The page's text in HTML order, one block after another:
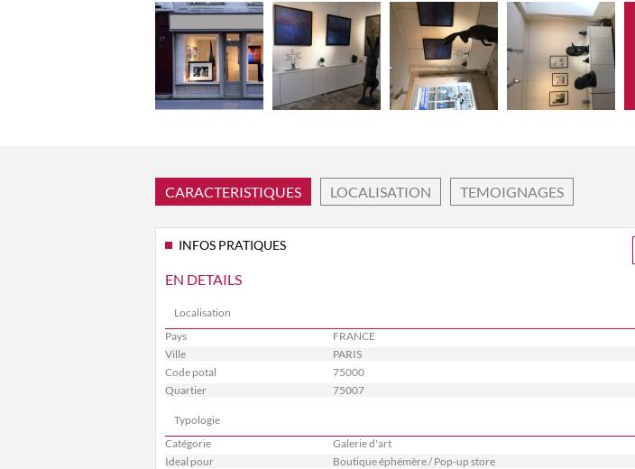
CARACTERISTIQUES LOCALISATION TEMOIGNAGES
INFOS PRATIQUES
EN DETAILS
Localisation
Pays
FRANCE
Ville
PARIS
Code potal
75000
Quartier
75007
Typologie
Catégorie
Galerie d'art
Ideal pour
Boutique éphémère / Pop-up store